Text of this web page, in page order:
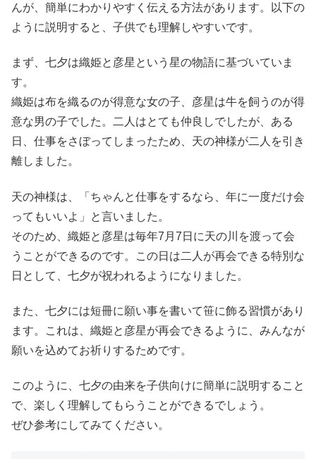
んが、簡単にわかりやすく伝える方法があります。以下の
ように説明すると、子供でも理解しやすいです。
まず、七夕は織姫と彦星という星の物語に基づいていま
す。
織姫は布を織るのが得意な女の子、彦星は牛を飼うのが得
意な男の子でした。二人はとても仲良しでしたが、ある
日、仕事をさぼってしまったため、天の神様が二人を引き
離しました。
天の神様は、「ちゃんと仕事をするなら、年に一度だけ会
ってもいいよ」と言いました。
そのため、織姫と彦星は毎年7月7日に天の川を渡って会
うことができるのです。この日は二人が再会できる特別な
日として、七夕が祝われるようになりました。
また、七夕には短冊に願い事を書いて笹に飾る習慣があり
ます。これは、織姫と彦星が再会できるように、みんなが
願いを込めてお祈りするためです。
このように、七夕の由来を子供向けに簡単に説明すること
で、楽しく理解してもらうことができるでしょう。
ぜひ参考にしてみてください。